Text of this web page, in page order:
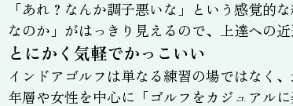
「あれ？なんか調子悪いな」という感覚的
なのか」がはっきり見えるので、上達への近
とにかく気軽でかっこいい
インドアゴルフは単なる練習の場ではなく
年層や女性を中心に「ゴルフをカジュアル